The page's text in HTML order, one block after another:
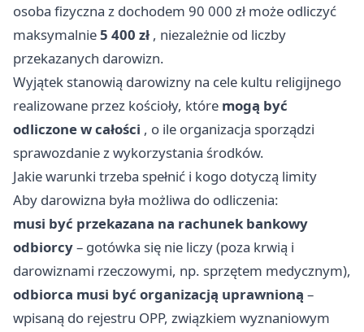
osoba fizyczna z dochodem 90 000 zł może odliczyć
maksymalnie5 400 zł , niezależnie od liczby
przekazanych darowizn.
Wyjątek stanowią darowizny na cele kultu religijnego
realizowane przez kościoły, które mogą być
odliczone w całości , o ile organizacja sporządzi
sprawozdanie z wykorzystania środków.
Jakie warunki trzeba spełnić i kogo dotyczą limity
Aby darowizna była możliwa do odliczenia:
musi być przekazana na rachunek bankowy
odbiorcy– gotówka się nie liczy (poza krwią i
darowiznami rzeczowymi, np. sprzętem medycznym),
odbiorca musi być organizacją uprawnioną –
wpisaną do rejestru OPP, związkiem wyznaniowym